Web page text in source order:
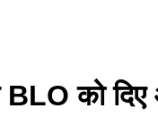
को दिए